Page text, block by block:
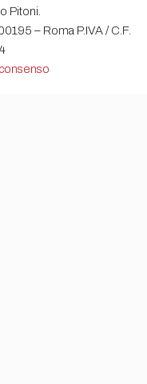
Pitoni.
– Roma P.IVA / C.F.